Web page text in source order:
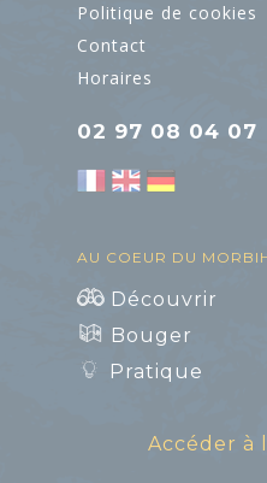
Politique de cookies
Contact
Horaires
02 97 08 04 07
AU COEUR DU
Découvrir
Bouger
Pratique
Accéder à